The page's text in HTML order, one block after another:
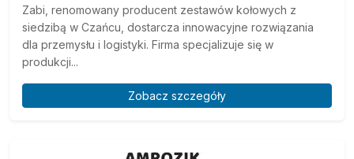
Zabi, renomowany producent zestawów kołowych z
siedzibą w Czańcu, dostarcza innowacyjne rozwiązania
dla przemysłu i logistyki. Firma specjalizuje się w
produkcji...
Zobacz szczegóły